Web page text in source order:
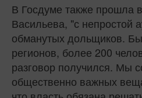
В Госдуме также прошла
Васильева, "с непростой
обманутых дольщиков.
регионов, более 200
разговор получился. Мы
общественно важных